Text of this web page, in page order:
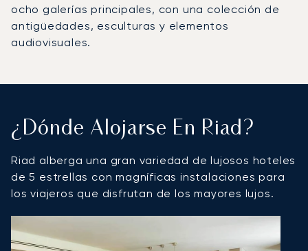
ocho galerías principales, con una colección de
antigüedades, esculturas y elementos
audiovisuales.
¿Dónde Alojarse En Riad?
Riad alberga una gran variedad de lujosos hoteles
de 5 estrellas con magníficas instalaciones para
los viajeros que disfrutan de los mayores lujos.